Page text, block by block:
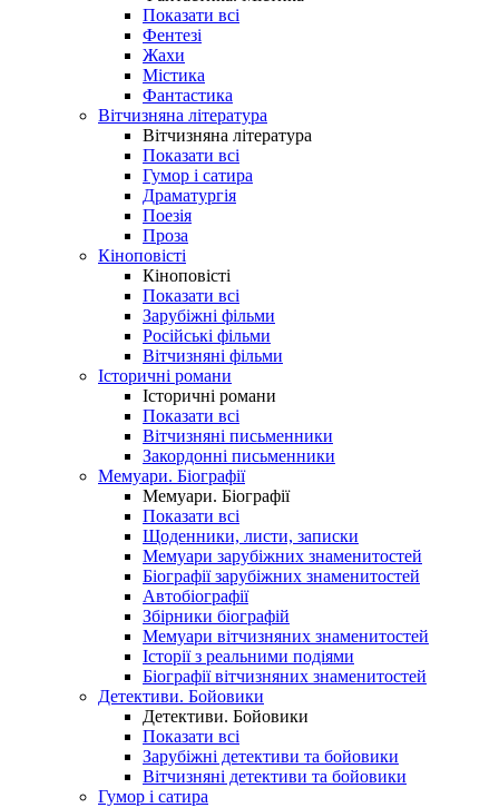
Показати всі
Фентезі
Жахи
Містика
Фантастика
Вітчизняна література
Вітчизняна література
Показати всі
Гумор і сатира
Драматургія
Поезія
Проза
Кіноповісті
Кіноповісті
Показати всі
Зарубіжні фільми
Російські фільми
Вітчизняні фільми
Історичні романи
Історичні романи
Показати всі
Вітчизняні письменники
Закордонні письменники
Мемуари. Біографії
Мемуари. Біографії
Показати всі
Щоденники, листи, записки
Мемуари зарубіжних знаменитостей
Біографії зарубіжних знаменитостей
Автобіографії
Збірники біографій
Мемуари вітчизняних знаменитостей
Історії з реальними подіями
Біографії вітчизняних знаменитостей
Детективи. Бойовики
Детективи. Бойовики
Показати всі
Зарубіжні детективи та бойовики
Вітчизняні детективи та бойовики
Гумор і сатира